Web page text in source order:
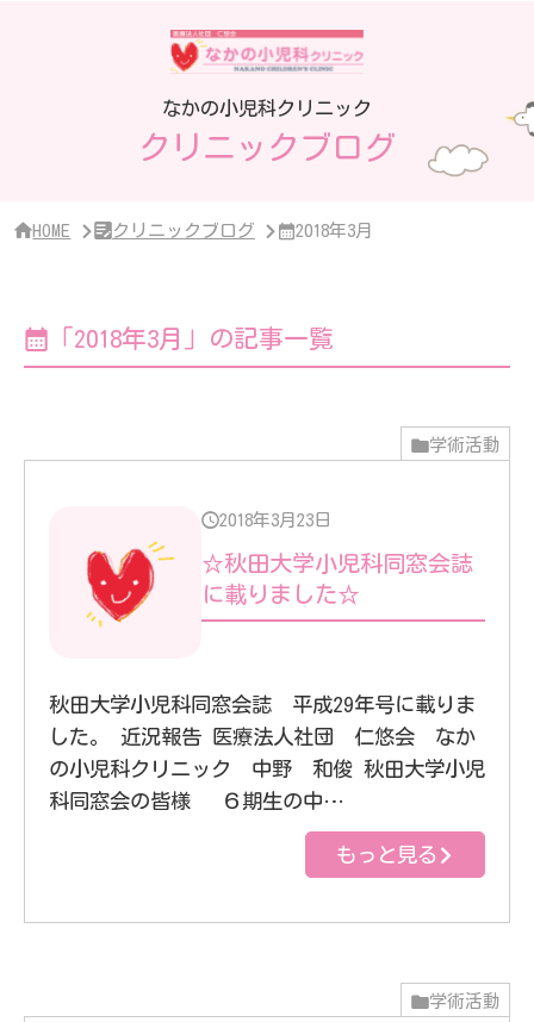
なかの小児科クリニック
クリニックブログ
HOME クリニックブログ 2018年3月
「2018年3月」の記事一覧
学術活動
2018年3月23日
☆秋田大学小児科同窓会誌
に載りました☆
秋田大学小児科同窓会誌 平成29年号に載りま
した。 近況報告 医療法人社団 仁悠会 なか
の小児科クリニック 中野 和俊 秋田大学小児
科同窓会の皆様 ６期生の中…
もっと見る
学術活動